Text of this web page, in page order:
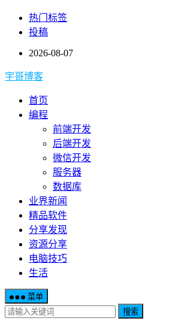
热门标签
投稿
2026-08-07
宇哥博客
首页
编程
前端开发
后端开发
微信开发
服务器
数据库
业界新闻
精品软件
分享发现
资源分享
电脑技巧
生活
菜单
搜索